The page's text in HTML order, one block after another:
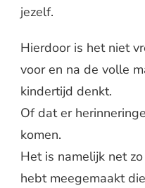
jezelf.
Hierdoor is het niet
voor en na de volle
kindertijd denkt.
Of dat er
komen.
Het is namelijk net
hebt meegemaakt